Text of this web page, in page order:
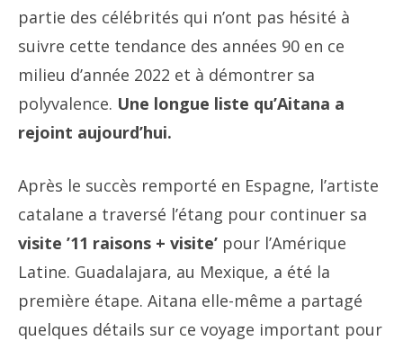
partie des célébrités qui n’ont pas hésité à
suivre cette tendance des années 90 en ce
milieu d’année 2022 et à démontrer sa
polyvalence. Une longue liste qu’Aitana a
rejoint aujourd’hui.
Après le succès remporté en Espagne, l’artiste
catalane a traversé l’étang pour continuer sa
visite ’11 raisons + visite’ pour l’Amérique
Latine. Guadalajara, au Mexique, a été la
première étape. Aitana elle-même a partagé
quelques détails sur ce voyage important pour